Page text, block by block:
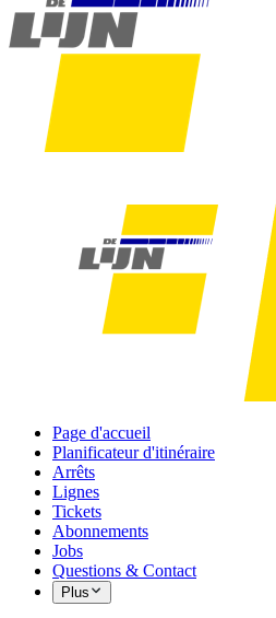
Page d'accueil
Planificateur d'itinéraire
Arrêts
Lignes
Tickets
Abonnements
Jobs
Questions & Contact
Plus